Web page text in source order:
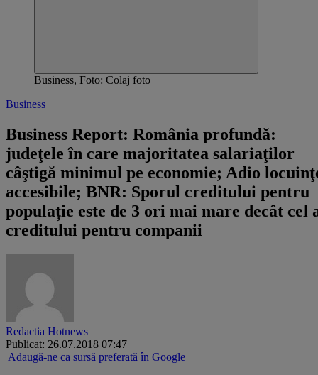
Business, Foto: Colaj foto
Business
​Business Report: ​România profundă:
judeţele în care majoritatea salariaţilor
câştigă minimul pe economie; Adio
accesibile; BNR: Sporul creditului pentru
populație este de 3 ori mai mare decât cel
creditului pentru companii
Redactia Hotnews
Publicat: 26.07.2018 07:47
Adaugă-ne ca sursă preferată în Google